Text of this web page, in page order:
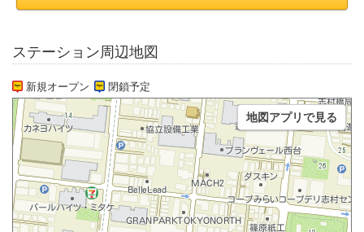
ステーション周辺地図
新規オープン 閉鎖予定
地図アプリで見る